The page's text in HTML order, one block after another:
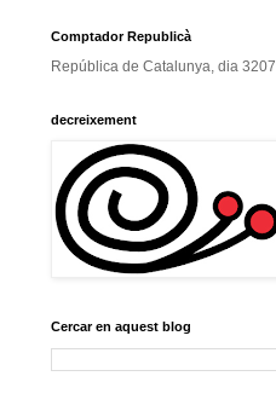
Comptador Republicà
República de Catalunya, dia 3207
decreixement
Cercar en aquest blog